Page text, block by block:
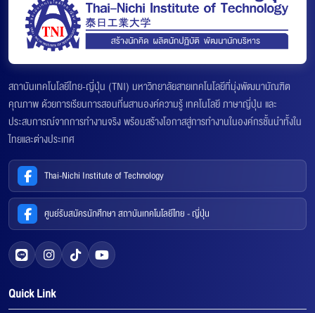
สถาบันเทคโนโลยีไทย-ญี่ปุ่น (TNI) มหาวิทยาลัยสายเทคโนโลยีที่มุ่งพัฒนาบัณฑิต
คุณภาพ ด้วยการเรียนการสอนที่ผสานองค์ความรู้ เทคโนโลยี ภาษาญี่ปุ่น และ
ประสบการณ์จากการทำงานจริง พร้อมสร้างโอกาสสู่การทำงานในองค์กรชั้นนำทั้งใน
ไทยและต่างประเทศ
Thai-Nichi Institute of Technology
ศูนย์รับสมัครนักศึกษา สถาบันเทคโนโลยีไทย - ญี่ปุ่น
Quick Link